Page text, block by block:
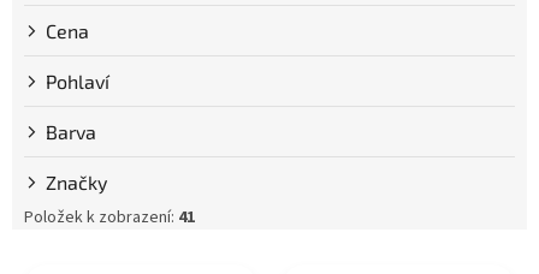
Cena
Značky
Barva
Pohlaví
Položek k zobrazení: 41